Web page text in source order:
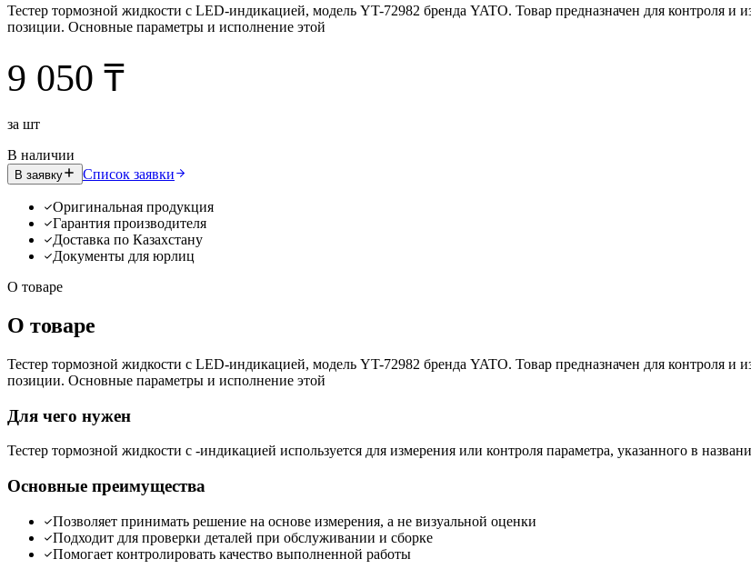
Тестер тормозной жидкости с LED-индикацией, модель YT-72982 бренда YATO. Товар предназначен для контроля и
позиции. Основные параметры и исполнение этой
9 050 ₸
за шт
В наличии
В заявку Список заявки
Оригинальная продукция
Гарантия производителя
Доставка по Казахстану
Документы для юрлиц
О товаре
О товаре
Тестер тормозной жидкости с LED-индикацией, модель YT-72982 бренда YATO. Товар предназначен для контроля и
позиции. Основные параметры и исполнение этой
Для чего нужен
Тестер тормозной жидкости с -индикацией используется для измерения или контроля параметра, указанного в
Основные преимущества
Позволяет принимать решение на основе измерения, а не визуальной оценки
Подходит для проверки деталей при обслуживании и сборке
Помогает контролировать качество выполненной работы